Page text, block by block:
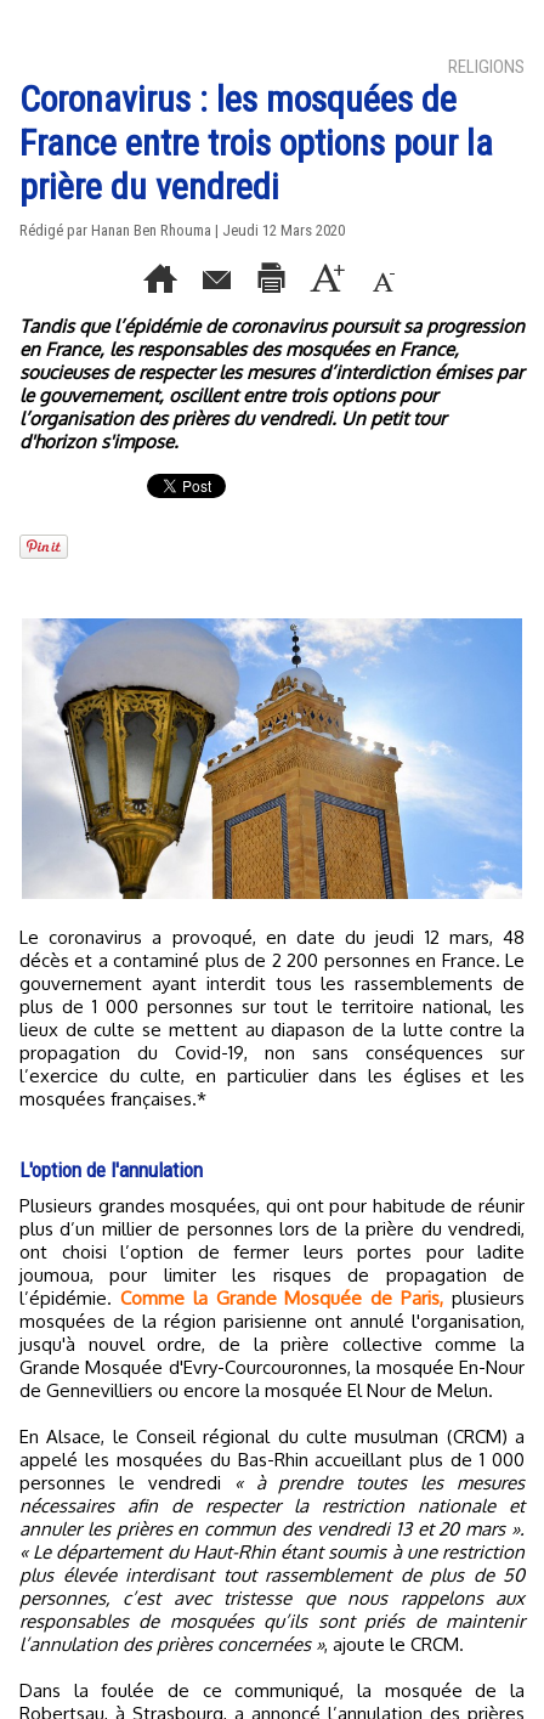
RELIGIONS
Coronavirus : les mosquées de
France entre trois options pour la
prière du vendredi
Rédigé par Hanan Ben Rhouma | Jeudi 12 Mars 2020
Tandis que l’épidémie de coronavirus poursuit sa progression
en France, les responsables des mosquées en France,
soucieuses de respecter les mesures d’interdiction émises par
le gouvernement, oscillent entre trois options pour
l’organisation des prières du vendredi. Un petit tour
d'horizon s'impose.
Le coronavirus a provoqué, en date du jeudi 12 mars, 48
décès et a contaminé plus de 2 200 personnes en France. Le
gouvernement ayant interdit tous les rassemblements de
plus de 1 000 personnes sur tout le territoire national, les
lieux de culte se mettent au diapason de la lutte contre la
propagation du Covid-19, non sans conséquences sur
l’exercice du culte, en particulier dans les églises et les
mosquées françaises.*
L'option de l'annulation
Plusieurs grandes mosquées, qui ont pour habitude de réunir
plus d’un millier de personnes lors de la prière du vendredi,
ont choisi l’option de fermer leurs portes pour ladite
joumoua, pour limiter les risques de propagation de
l’épidémie. Comme la Grande Mosquée de Paris, plusieurs
mosquées de la région parisienne ont annulé l'organisation,
jusqu'à nouvel ordre, de la prière collective comme la
Grande Mosquée d'Evry-Courcouronnes, la mosquée En-Nour
de Gennevilliers ou encore la mosquée El Nour de Melun.
En Alsace, le Conseil régional du culte musulman (CRCM) a
appelé les mosquées du Bas-Rhin accueillant plus de 1 000
personnes le vendredi
« à prendre toutes les mesures
nécessaires afin de respecter la restriction nationale et
annuler les prières en commun des vendredi 13 et 20 mars ».
« Le département du Haut-Rhin étant soumis à une restriction
plus élevée interdisant tout rassemblement de plus de 50
personnes, c’est avec tristesse que nous rappelons aux
responsables de mosquées qu’ils sont priés de maintenir
l’annulation des prières concernées », ajoute le CRCM.
Dans la foulée de ce communiqué, la mosquée de la
Robertsau, à Strasbourg, a annoncé l’annulation des prières